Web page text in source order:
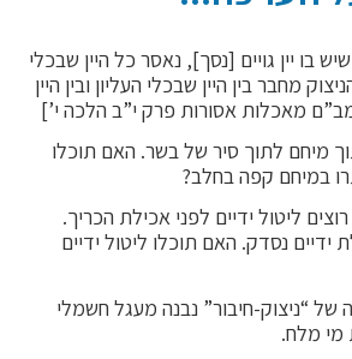
בו יין גויים [נסך], נאסר כל היין שבכלי
מחבר בין היין שבכלי העליון ובין היין
מאכלות אסורות פרק י”ב הלכה י’]
מיחם לתוך סיר של בשר. האם תוכלו
במיחם קפה בחלב?
ליטול ידיים לפני אכילת הכריך.
נסדק. האם תוכלו ליטול ידיים
של “ניצוק-חיבור” נבנה מעגל חשמלי
מי מלח.